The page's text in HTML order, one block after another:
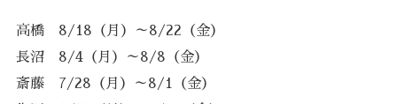
高橋 8/18（月）～8/22（金）
長沼 8/4（月）～8/8（金）
斎藤 7/28（月）～8/1（金）